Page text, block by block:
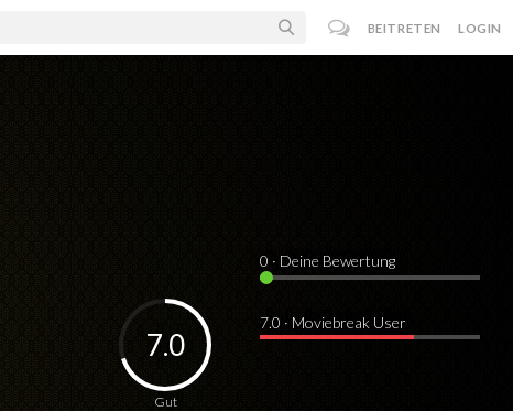
BEITRETEN LOGIN
Gut
7.0
0 · Deine Bewertung
7.0 · Moviebreak User